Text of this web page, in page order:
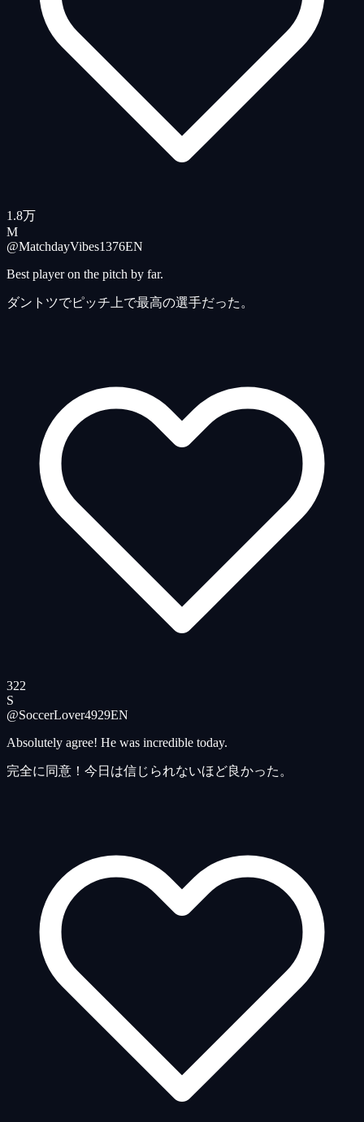
1.8万
M
@MatchdayVibes1376EN
Best player on the pitch by far.
ダントツでピッチ上で最高の選手だった。
322
S
@SoccerLover4929EN
Absolutely agree! He was incredible today.
完全に同意！今日は信じられないほど良かった。